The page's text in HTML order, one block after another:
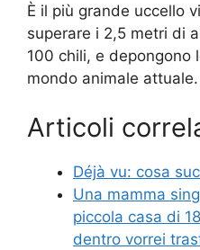
È il più grande uccello
superare i 2,5 metri di
100 chili, e depongono
mondo animale attuale.
Articoli
Déjà vu: cosa
Una mamma
piccola casa di
dentro vorrei